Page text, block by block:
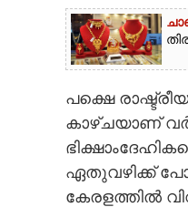
പക്ഷെ
കാഴ്ചയാണ്
ഏതുവഴിക്ക്
കേരളത്തിൽ